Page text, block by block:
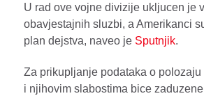
U rad ove vojne divizije ukljucen je
obavjestajnih sluzbi, a Amerikanci
plan dejstva, naveo je Sputnjik.
Za prikupljanje podataka o polozaju
i njihovim slabostima bice